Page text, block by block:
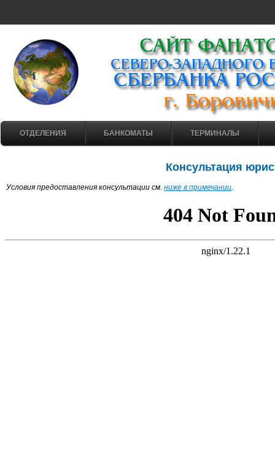
ОТДЕЛЕНИЯ БАНКОМАТЫ ТЕРМИНАЛЫ
Консультация
Условия предоставления консультации см. ниже в примечании.